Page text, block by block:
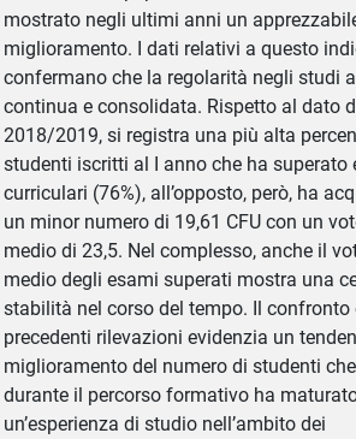
mostrato negli ultimi anni un
miglioramento. I dati relativi a questo
confermano che la regolarità negli studi
continua e consolidata. Rispetto al dato
2018/2019, si registra una più alta
studenti iscritti al I anno che ha superato
curriculari (76%), all’opposto, però, ha
un minor numero di 19,61 CFU con un
medio di 23,5. Nel complesso, anche il
medio degli esami superati mostra una
stabilità nel corso del tempo. Il confronto
precedenti rilevazioni evidenzia un
miglioramento del numero di studenti che
durante il percorso formativo ha
un’esperienza di studio nell’ambito dei